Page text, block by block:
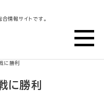
情報サイトです。
に勝利
に勝利